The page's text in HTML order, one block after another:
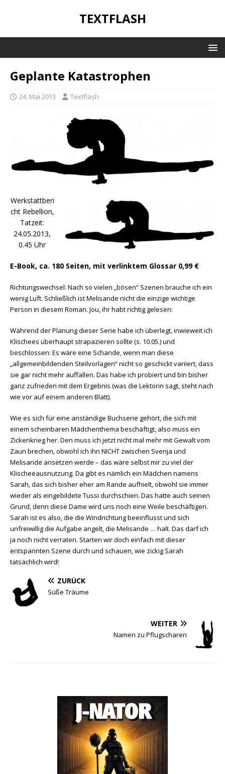
TEXTFLASH
Geplante Katastrophen
24. Mai 2013 Textflash
Werkstattberi
cht Rebellion,
Tatzeit:
24.05.2013,
0.45 Uhr
E-Book, ca. 180 Seiten, mit verlinktem Glossar 0,99 €
Richtungswechsel: Nach so vielen „bösen“ Szenen brauche ich ein
wenig Luft. Schließlich ist Melisande nicht die einzige wichtige
Person in diesem Roman. Jou, ihr habt richtig gelesen:
Während der Planung dieser Serie habe ich überlegt, inwieweit ich
Klischees überhaupt strapazieren sollte (s. 10.05.) und
beschlossen: Es wäre eine Schande, wenn man diese
„allgemeinbildenden Steilvorlagen“ nicht so geschickt variiert, dass
sie gar nicht mehr auffallen. Das habe ich probiert und bin bisher
ganz zufrieden mit dem Ergebnis (was die Lektorin sagt, steht nach
wie vor auf einem anderen Blatt).
Wie es sich für eine anständige Buchserie gehört, die sich mit
einem scheinbaren Mädchenthema beschäftigt, also muss ein
Zickenkrieg her. Den muss ich jetzt nicht mal mehr mit Gewalt vom
Zaun brechen, obwohl ich ihn NICHT zwischen Svenja und
Melisande ansetzen werde – das wäre selbst mir zu viel der
Klischeeausnutzung. Da gibt es nämlich ein Mädchen namens
Sarah, das sich bisher eher am Rande aufhielt, obwohl sie immer
wieder als eingebildete Tussi durchschien. Das hatte auch seinen
Grund, denn diese Dame wird uns noch eine Weile beschäftigen.
Sarah ist es also, die die Windrichtung beeinflusst und sich
unfreiwillig die Aufgabe angelt, die Melisande … halt. Das darf ich
ja noch nicht verraten. Starten wir doch einfach mit dieser
entspannten Szene durch und schauen, wie zickig Sarah
tatsächlich wird!
ZURÜCK
Süße Träume
WEITER
Namen zu Pflugscharen